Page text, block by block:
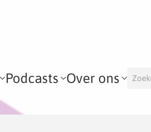
Podcasts Over ons